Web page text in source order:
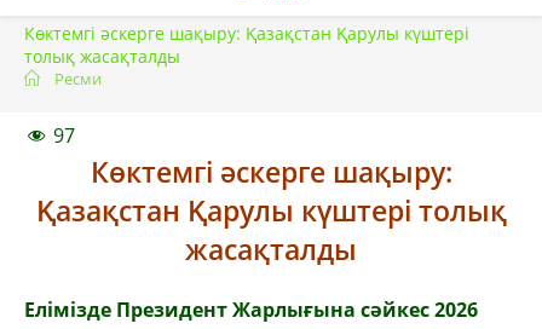
Көктемгі әскерге шақыру: Қазақстан Қарулы күштері
толық жасақталды
Ресми
97
Көктемгі әскерге шақыру:
Қазақстан Қарулы күштері толық
жасақталды
Елімізде Президент Жарлығына сәйкес 2026